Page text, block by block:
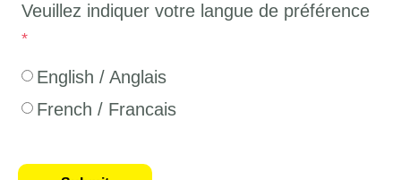
Veuillez indiquer votre langue de préférence
English / Anglais
French / Francais